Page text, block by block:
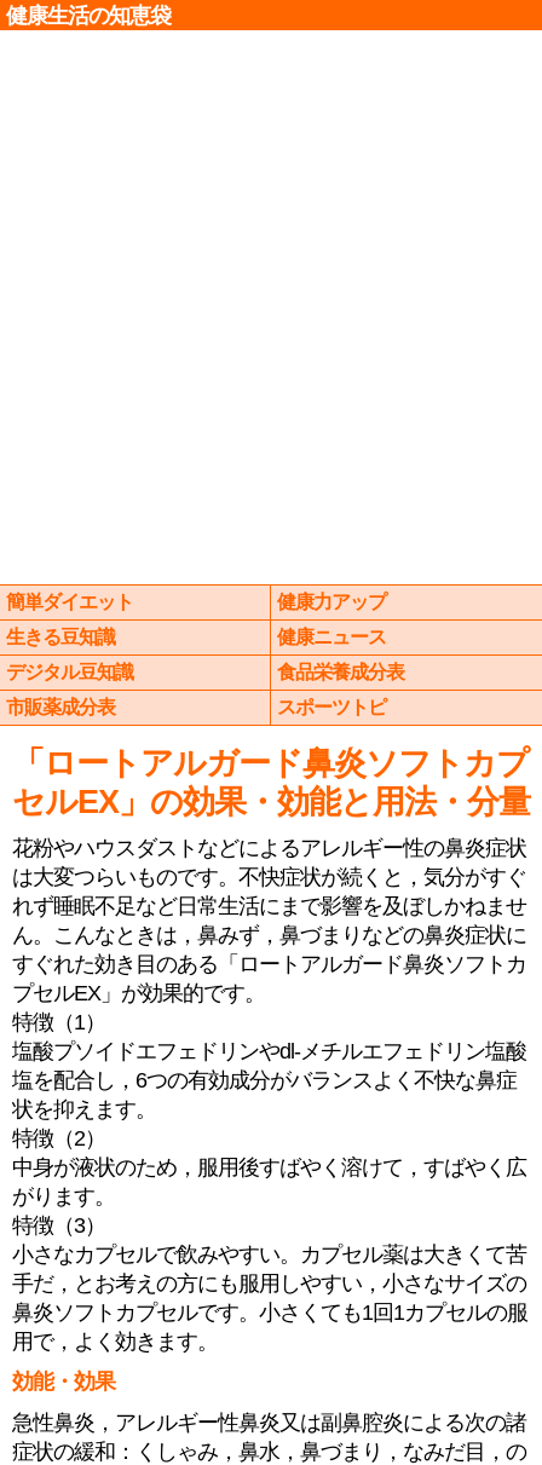
健康生活の知恵袋
簡単ダイエット
健康力アップ
生きる豆知識
健康ニュース
デジタル豆知識
食品栄養成分表
市販薬成分表
スポーツトピ
「ロートアルガード鼻炎ソフトカプ
セルEX」の効果・効能と用法・分量
花粉やハウスダストなどによるアレルギー性の鼻炎症状
は大変つらいものです。不快症状が続くと，気分がすぐ
れず睡眠不足など日常生活にまで影響を及ぼしかねませ
ん。こんなときは，鼻みず，鼻づまりなどの鼻炎症状に
すぐれた効き目のある「ロートアルガード鼻炎ソフトカ
プセルEX」が効果的です。
特徴（1）
塩酸プソイドエフェドリンやdl-メチルエフェドリン塩酸
塩を配合し，6つの有効成分がバランスよく不快な鼻症
状を抑えます。
特徴（2）
中身が液状のため，服用後すばやく溶けて，すばやく広
がります。
特徴（3）
小さなカプセルで飲みやすい。カプセル薬は大きくて苦
手だ，とお考えの方にも服用しやすい，小さなサイズの
鼻炎ソフトカプセルです。小さくても1回1カプセルの服
用で，よく効きます。
効能・効果
急性鼻炎，アレルギー性鼻炎又は副鼻腔炎による次の諸
症状の緩和：くしゃみ，鼻水，鼻づまり，なみだ目，の